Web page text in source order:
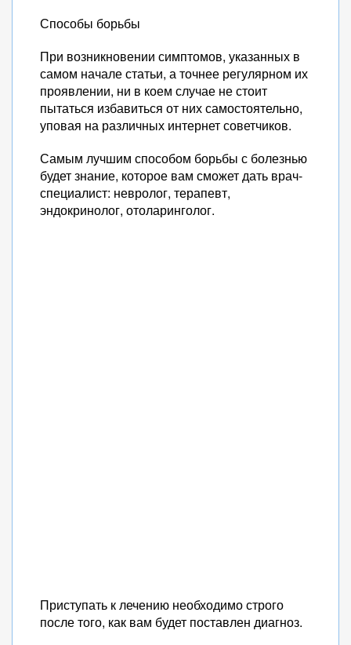
Способы борьбы
При возникновении симптомов, указанных в
самом начале статьи, а точнее регулярном их
проявлении, ни в коем случае не стоит
пытаться избавиться от них самостоятельно,
уповая на различных интернет советчиков.
Самым лучшим способом борьбы с болезнью
будет знание, которое вам сможет дать врач-
специалист: невролог, терапевт,
эндокринолог, отоларинголог.
Приступать к лечению необходимо строго
после того, как вам будет поставлен диагноз.